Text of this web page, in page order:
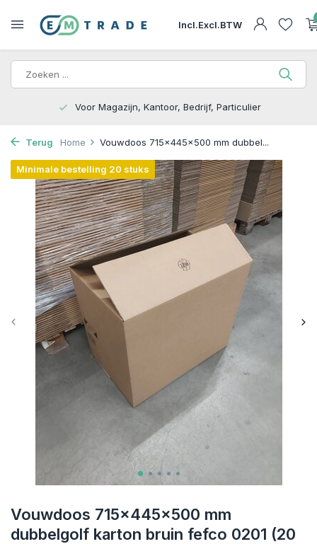
Incl.Excl.BTW
15.000m2 op Voorraad | Bezorgen of Afhalen
Terug Home Vouwdoos 715x445x500 mm dubbel...
Vouwdoos 715x445x500 mm
dubbelgolf karton bruin fefco 0201 (20
Minimale bestelling 20 stuks